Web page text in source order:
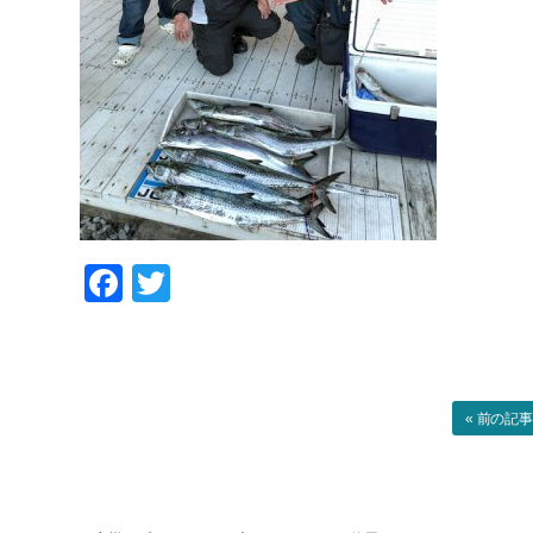
Facebook
« 前の記事